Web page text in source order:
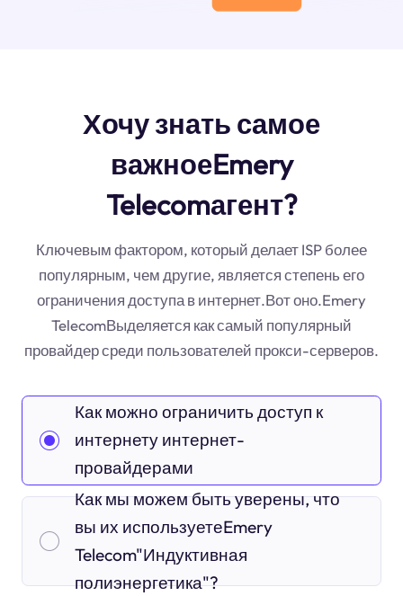
Хочу знать самое
важноеEmery
Telecomагент?
Ключевым фактором, который делает ISP более
популярным, чем другие, является степень его
ограничения доступа в интернет.Вот оно.Emery
TelecomВыделяется как самый популярный
провайдер среди пользователей прокси-серверов.
Как можно ограничить доступ к
интернету интернет-
провайдерами
Как мы можем быть уверены, что
вы их используетеEmery
Telecom"Индуктивная
полиэнергетика"?